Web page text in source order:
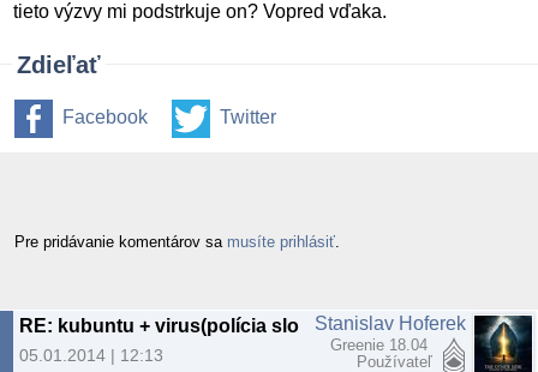
tieto výzvy mi podstrkuje on? Vopred vďaka.
Zdieľať
Facebook Twitter
Pre pridávanie komentárov sa musíte prihlásiť
RE: kubuntu + virus(polícia slovnskej republiky)
05.01.2014 | 12:13
Stanislav Hoferek
Greenie 18.04
Používateľ